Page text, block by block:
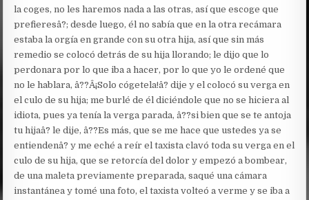
la coges, no les haremos nada a las otras, así que escoge que
prefieresâ?; desde luego, él no sabía que en la otra recámara
estaba la orgía en grande con su otra hija, así que sin más
remedio se colocó detrás de su hija llorando; le dijo que lo
perdonara por lo que iba a hacer, por lo que yo le ordené que
no le hablara, â??Â¡Solo cógetela!â? dije y el colocó su verga en
el culo de su hija; me burlé de él diciéndole que no se hiciera al
idiota, pues ya tenía la verga parada, â??si bien que se te antoja
tu hijaâ? le dije, â??Es más, que se me hace que ustedes ya se
entiendenâ? y me eché a reír el taxista clavó toda su verga en el
culo de su hija, que se retorcía del dolor y empezó a bombear,
de una maleta previamente preparada, saqué una cámara
instantánea y tomé una foto, el taxista volteó a verme y se iba a